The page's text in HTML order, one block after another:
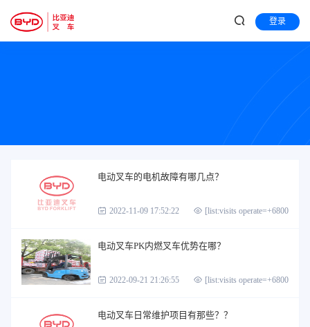
登录
电动叉车的电机故障有哪几点？
2022-11-09 17:52:22 [list:visits operate=+6800]
电动叉车PK内燃叉车优势在哪？
2022-09-21 21:26:55 [list:visits operate=+6800]
电动叉车日常维护项目有那些？？